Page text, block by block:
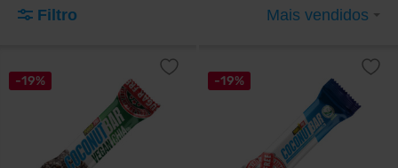
Filtro Mais vendidos
-19% -19%